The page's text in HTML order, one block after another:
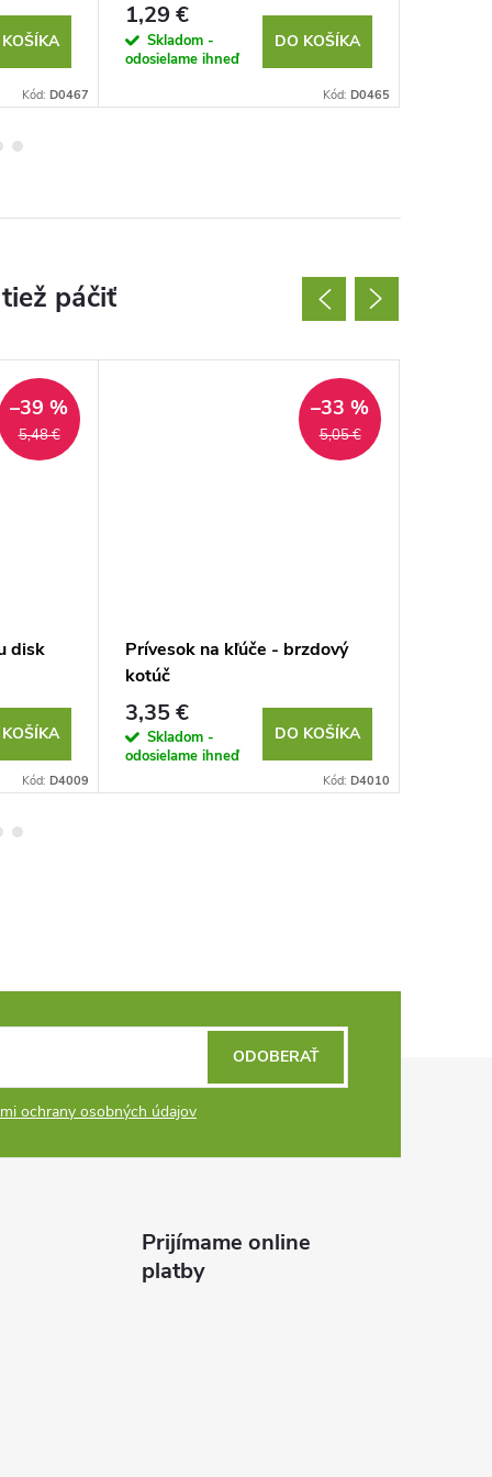
Kód: D0467
1,29 €
Skladom -
odosielame ihneď
DO KOŠÍKA
Kód: D0465
5,48 €
–39 %
disk
Kód: D4009
5,05 €
–33 %
Prívesok na kľúče - brzdový
kotúč
3,35 €
Skladom -
odosielame ihneď
DO KOŠÍKA
Kód: D4010
ochrany osobných údajov
ODOBERAŤ
Prijímame online
platby